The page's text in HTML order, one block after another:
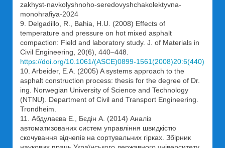
zakhyst-navkolyshnoho-seredovyshchakolektyvna-
monohrafiya-2024
9. Delgadillo, R., Bahia, H.U. (2008) Effects of
temperature and pressure on hot mixed asphalt
compaction: Field and laboratory study. J. of Materials in
Civil Engineering, 20(6), 440–448.
https://doi.org/10.1061/(ASCE)0899-1561(2008)20:6(440)
10. Arbeider, E.A. (2005) A systems approach to the
asphalt construction process: thesis for the degree of Dr.
ing. Norwegian University of Science and Technology
(NTNU). Department of Civil and Transport Engineering.
Trondheim.
11. Абдулаєва Е., Бєдін А. (2014) Аналіз
автоматизованих систем управління швидкістю
скочування відчепів на сортувальних гірках. Збірник